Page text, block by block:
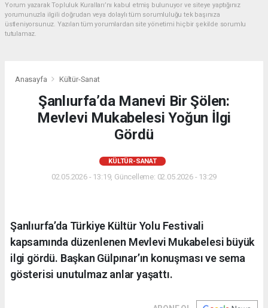
Yorum yazarak Topluluk Kuralları’nı kabul etmiş bulunuyor ve siteye yaptığınız
yorumunuzla ilgili doğrudan veya dolaylı tüm sorumluluğu tek başınıza
üstleniyorsunuz. Yazılan tüm yorumlardan site yönetimi hiçbir şekilde sorumlu
tutulamaz.
Anasayfa Kültür-Sanat
Şanlıurfa’da Manevi Bir Şölen:
Mevlevi Mukabelesi Yoğun İlgi
Gördü
KÜLTÜR-SANAT
02.05.2026 - 13:19, Güncelleme: 02.05.2026 - 13:29
Şanlıurfa’da Türkiye Kültür Yolu Festivali
kapsamında düzenlenen Mevlevi Mukabelesi büyük
ilgi gördü. Başkan Gülpınar’ın konuşması ve sema
gösterisi unutulmaz anlar yaşattı.